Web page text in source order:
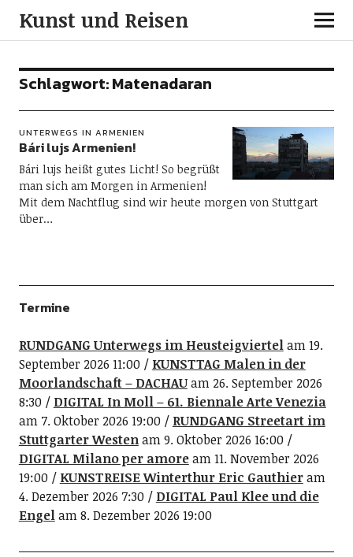
Kunst und Reisen
Schlagwort:Matenadaran
UNTERWEGS IN ARMENIEN
Bári lujs Armenien!
Bári lujs heißt gutes Licht! So begrüßt
man sich am Morgen in Armenien!
Mit dem Nachtflug sind wir heute morgen von Stuttgart
über…
Termine
RUNDGANG Unterwegs im Heusteigviertelam 19.
September 2026 11:00
KUNSTTAG Malen in der
Moorlandschaft – DACHAUam 26. September 2026
8:30
DIGITAL In Moll – 61. Biennale Arte Venezia
am 7. Oktober 2026 19:00
RUNDGANG Streetart im
Stuttgarter Westenam 9. Oktober 2026 16:00
DIGITAL Milano per amoream 11. November 2026
19:00
KUNSTREISE Winterthur Eric Gauthieram
4. Dezember 2026 7:30
DIGITAL Paul Klee und die
Engelam 8. Dezember 2026 19:00